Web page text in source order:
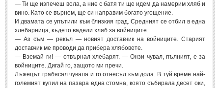
Древногръцки афоризми
Древноримски афоризми (21)
ФИЛОСОФИЯ
ФИЛОСОФИЯ
— Ти ще изпечеш вола, а ние с батя ти ще идем да намерим хляб и
вино. Като се върнем, ще си направим богато угощение.
И двамата се упътили към близкия град. Средният се отбил в една
хлебарница, където вадели хляб за войниците.
— Аз съм — рекъл — новият доставчик на войниците. Старият
доставчик ме проводи да прибера хлябовете.
— Вземай ги! — отвърнал хлебарят. — Онзи чувал, пълният, е за
войниците. Дигай го, защото ми пречи.
Лъжецът грабясал чувала и го отнесъл към дола. В туй време най-
големият купил на пазара една стомна, която събирала десет оки,